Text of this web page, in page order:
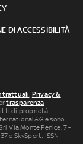
DI ACCESSIBILITÀ
, Privacy &
trasparenza
di proprietà
AG e sono
Via Monte Penice, 7 -
e SkySport: ISSN